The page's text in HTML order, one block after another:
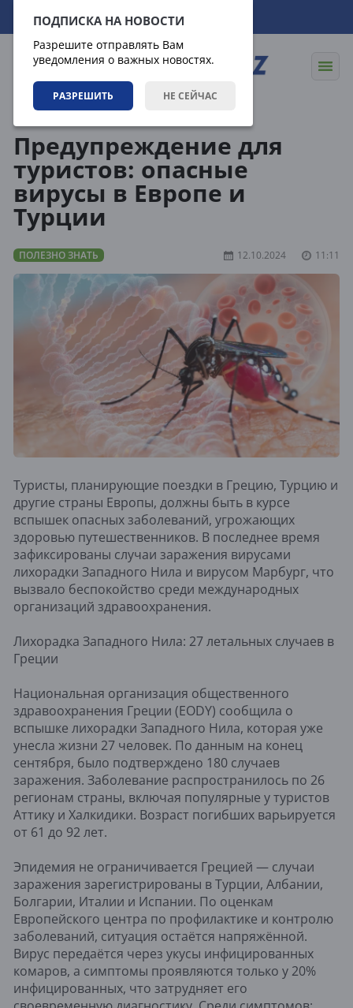
ПОДПИСКА НА НОВОСТИ
Разрешите отправлять Вам
уведомления о важных новостях.
РАЗРЕШИТЬ НЕ СЕЙЧАС
08.08.2026 02:18:13
Предупреждение для
туристов: опасные
вирусы в Европе и
Турции
ПОЛЕЗНО ЗНАТЬ 12.10.2024 11:11
Туристы, планирующие поездки в Грецию, Турцию и
другие страны Европы, должны быть в курсе
вспышек опасных заболеваний, угрожающих
здоровью путешественников. В последнее время
зафиксированы случаи заражения вирусами
лихорадки Западного Нила и вирусом Марбург, что
вызвало беспокойство среди международных
организаций здравоохранения.
Лихорадка Западного Нила: 27 летальных случаев в
Греции
Национальная организация общественного
здравоохранения Греции (EODY) сообщила о
вспышке лихорадки Западного Нила, которая уже
унесла жизни 27 человек. По данным на конец
сентября, было подтверждено 180 случаев
заражения. Заболевание распространилось по 26
регионам страны, включая популярные у туристов
Аттику и Халкидики. Возраст погибших варьируется
от 61 до 92 лет.
Эпидемия не ограничивается Грецией — случаи
заражения зарегистрированы в Турции, Албании,
Болгарии, Италии и Испании. По оценкам
Европейского центра по профилактике и контролю
заболеваний, ситуация остаётся напряжённой.
Вирус передаётся через укусы инфицированных
комаров, а симптомы проявляются только у 20%
инфицированных, что затрудняет его